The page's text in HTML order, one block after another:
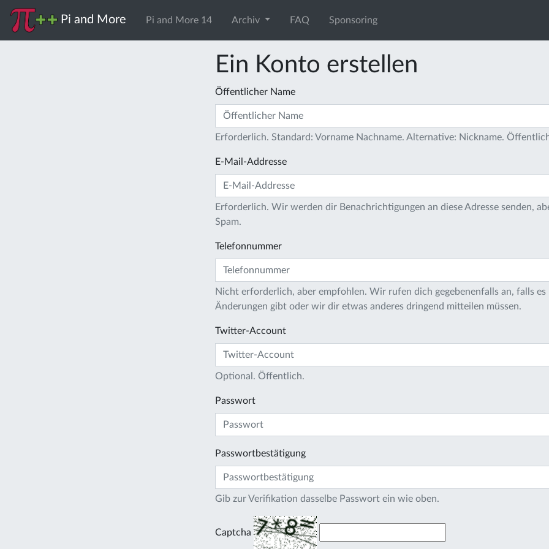
Pi and More Pi and More 14 Archiv FAQ Sponsoring
Ein Konto erstellen
Öffentlicher Name
Erforderlich. Standard: Vorname Nachname. Alternative: Nickname.
E-Mail-Addresse
Erforderlich. Wir werden dir Benachrichtigungen an diese Adresse senden,
Spam.
Telefonnummer
Nicht erforderlich, aber empfohlen. Wir rufen dich gegebenenfalls an, falls
Änderungen gibt oder wir dir etwas anderes dringend mitteilen müssen.
Twitter-Account
Optional. Öffentlich.
Passwort
Passwortbestätigung
Gib zur Verifikation dasselbe Passwort ein wie oben.
Captcha